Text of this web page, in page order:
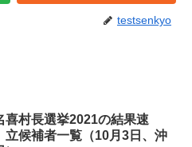
testsenkyo
喜村長選挙2021の結果速
立候補者一覧（10月3日、沖